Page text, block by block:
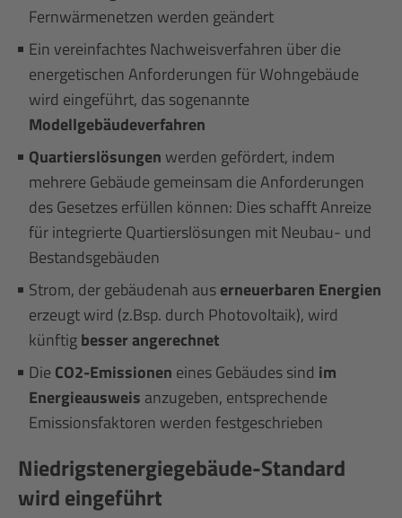
Fernwärmenetzen werden geändert
Ein vereinfachtes Nachweisverfahren über die
energetischen Anforderungen für Wohngebäude
wird eingeführt, das sogenannte
Modellgebäudeverfahren
Quartierslösungenwerden gefördert, indem
mehrere Gebäude gemeinsam die Anforderungen
des Gesetzes erfüllen können: Dies schafft Anreize
für integrierte Quartierslösungen mit Neubau- und
Bestandsgebäuden
Strom, der gebäudenah auserneuerbaren Energien
erzeugt wird (z.Bsp. durch Photovoltaik), wird
künftigbesser angerechnet
Die CO2-Emissionen eines Gebäudes sind im
Energieausweis anzugeben, entsprechende
Emissionsfaktoren werden festgeschrieben
Niedrigstenergiegebäude-Standard
wird eingeführt